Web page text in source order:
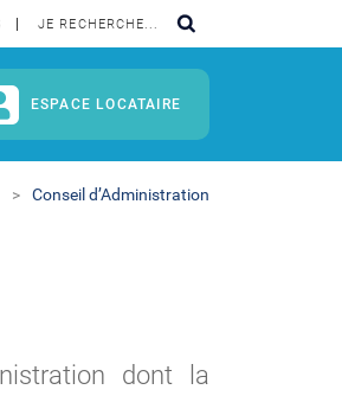
ESPACE LOCATAIRE
Conseil d’Administration
dont la